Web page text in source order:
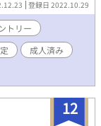
ンを貰ったり、
を振り回し、周
、康平は少しず
、遊びに付き合
護欲のようなも
にデートへ誘わ
される。 康平が
では『佐々原遊
登録日 2022.10.29
トリー
成人済み
12